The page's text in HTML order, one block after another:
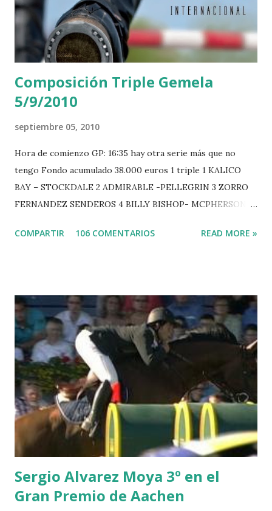
Composición Triple Gemela
5/9/2010
septiembre 05, 2010
Hora de comienzo GP: 16:35 hay otra serie más que no
tengo Fondo acumulado 38.000 euros 1 triple 1 KALICO
BAY – STOCKDALE 2 ADMIRABLE -PELLEGRIN 3 ZORRO
FERNANDEZ SENDEROS 4 BILLY BISHOP- MCPHERSON 5
-EPAILLARD 7 GIG AMAI M WHITAKER 8 SILVANA DU
POWER - MILLAR 5 ARMANIE -VOORN 6 QUERLYBET
HERO -LEJAUNE 7 MO CHROI - O’BRIEN 8 CARMENA Z -
BREEN 9 JALLA DE GAVIERE -RAMZY AL DUHAMI 10
NOVEL -PHILIPPAERTS 3 triple 1 LATE NIGHT -LEVY 2 K
CLUB LADY -O’CONNOR 3 QUICK STUDY - HOUGH 4
LORENZO -AHLMANN 5 L’ESPOIR -GULLIKSEN 6
TOPINAMBOUR -LEPREVOST 7 WISCONSIN 111 -MOYA 8
INTERTOY Z - BRASH 9 HERALD –CORDON 10 SELDANA
DI CAMPALTO -SHARBATLY Vuelta Triunfal... el ganador
del Gran Premio en su vuelta de honor
COMPARTIR 106 COMENTARIOS READ MORE »
Sergio Alvarez Moya 3º en el
Gran Premio de Aachen